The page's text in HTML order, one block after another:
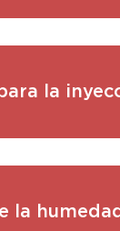
la
la